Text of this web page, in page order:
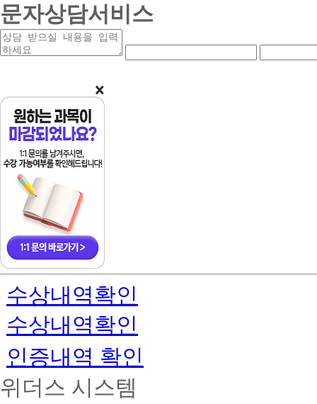
문자상담서비스
상
담
용
락
처
락
처
수상내역확인
수상내역확인
인증내역 확인
위더스 시스템